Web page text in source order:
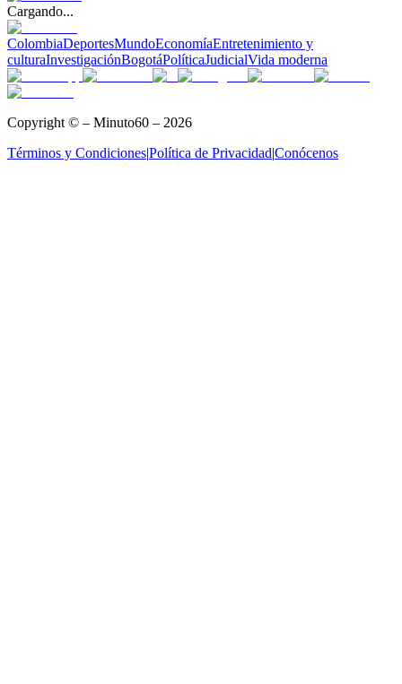
Cargando...
ColombiaDeportesMundoEconomíaEntretenimiento y
culturaInvestigaciónBogotáPolíticaJudicialVida moderna
Copyright © – Minuto60 – 2026
Términos y Condiciones|Política de Privacidad|Conócenos